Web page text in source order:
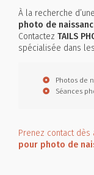
À la recherche d’une
photo de
Contactez TAILS
spécialisée dans
Photos de
Séances
Prenez contact dès
pour photo de